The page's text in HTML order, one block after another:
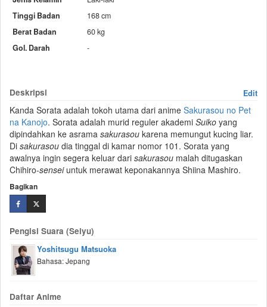
Tinggi Badan
168 cm
Berat Badan
60 kg
Gol. Darah
-
Deskripsi Edit
Kanda Sorata adalah tokoh utama dari anime Sakurasou no Pet
na Kanojo. Sorata adalah murid reguler akademi Suiko yang
dipindahkan ke asrama sakurasou karena memungut kucing liar.
Di sakurasou dia tinggal di kamar nomor 101. Sorata yang
awalnya ingin segera keluar dari sakurasou malah ditugaskan
Chihiro-sensei untuk merawat keponakannya Shiina Mashiro.
Bagikan
Pengisi Suara (Seiyu)
Yoshitsugu Matsuoka
Bahasa: Jepang
Daftar Anime